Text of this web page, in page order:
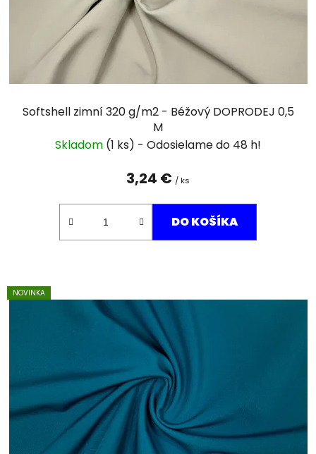
Softshell zimní 320 g/m2 - Béžový DOPRODEJ 0,5
M
Skladom (1 ks)
3,24 € / ks
DO KOŠÍKA
NOVINKA